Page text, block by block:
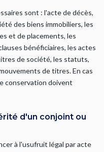
sont : l'acte de décès,
des biens immobiliers, les
et de placements, les
bénéficiaires, les actes
de société, les statuts,
de titres. En cas
conservation doivent
d'un conjoint ou
à l'usufruit légal par acte